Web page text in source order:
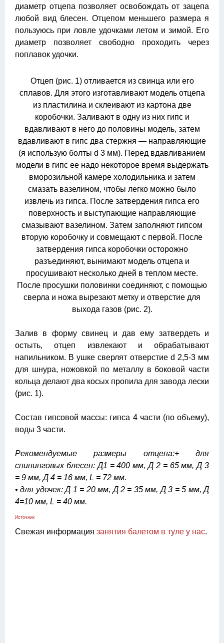
диаметр отцепа позволяет освобождать от зацепа
любой вид блесен. Отцепом меньшего размера я
пользуюсь при ловле удочками летом и зимой. Его
диаметр позволяет свободно проходить через
поплавок удочки.
Отцеп (рис. 1) отливается из свинца или его
сплавов. Для этого изготавливают модель отцепа
из пластилина и склеивают из картона две
коробочки. Заливают в одну из них гипс и
вдавливают в него до половины модель, затем
вдавливают в гипс два стержня — направляющие
(я использую болты d 3 мм). Перед вдавливанием
модели в гипс ее надо некоторое время выдержать
вморозильной камере холодильника и затем
смазать вазелином, чтобы легко можно было
извлечь из гипса. После затвердения гипса его
поверхность и выступающие направляющие
смазывают вазелином. Затем заполняют гипсом
вторую коробочку и совмещают с первой. После
затвердения гипса коробочки осторожно
разъединяют, вынимают модель отцепа и
просушивают несколько дней в теплом месте.
После просушки половинки соединяют, с помощью
сверла и ножа вырезают метку и отверстие для
выхода газов (рис. 2).
Залив в форму свинец и дав ему затвердеть и
остыть, отцеп извлекают и обрабатывают
напильником. В ушке сверлят отверстие d 2,5-3 мм
для шнура, ножовкой по металлу в боковой части
кольца делают два косых пропила для завода лески
(рис. 1).
Состав гипсовой массы: гипса 4 части (по объему),
воды 3 части.
Рекомендуемые размеры отцепа:+ для
спининговых блесен: Д1 = 400 мм, Д 2 = 65 мм, Д 3
= 9 мм, Д 4 = 16 мм, L = 72 мм.
• для удочек: Д 1 = 20 мм, Д 2 = 35 мм, Д 3 = 5 мм, Д
4=10 мм, L = 40 мм.
Источник
Свежая информация занятия балетом в туле у нас.